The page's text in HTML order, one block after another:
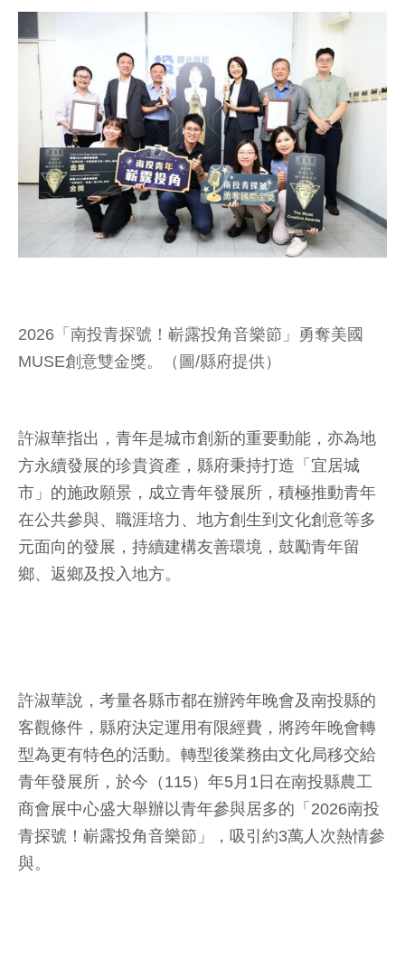
2026「南投青探號！嶄露投角音樂節」勇奪美國
MUSE創意雙金獎。（圖/縣府提供）
許淑華指出，青年是城市創新的重要動能，亦為地
方永續發展的珍貴資產，縣府秉持打造「宜居城
市」的施政願景，成立青年發展所，積極推動青年
在公共參與、職涯培力、地方創生到文化創意等多
元面向的發展，持續建構友善環境，鼓勵青年留
鄉、返鄉及投入地方。
許淑華說，考量各縣市都在辦跨年晚會及南投縣的
客觀條件，縣府決定運用有限經費，將跨年晚會轉
型為更有特色的活動。轉型後業務由文化局移交給
青年發展所，於今（115）年5月1日在南投縣農工
商會展中心盛大舉辦以青年參與居多的「2026南投
青探號！嶄露投角音樂節」，吸引約3萬人次熱情參
與。